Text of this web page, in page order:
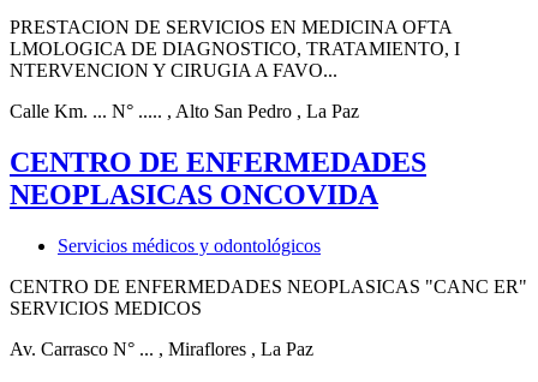
PRESTACION DE SERVICIOS EN MEDICINA OFTA
LMOLOGICA DE DIAGNOSTICO, TRATAMIENTO, I
NTERVENCION Y CIRUGIA A FAVO...
Calle Km. ... N° ..... , Alto San Pedro , La Paz
CENTRO DE ENFERMEDADES
NEOPLASICAS ONCOVIDA
Servicios médicos y odontológicos
CENTRO DE ENFERMEDADES NEOPLASICAS "CANC ER"
SERVICIOS MEDICOS
Av. Carrasco N° ... , Miraflores , La Paz